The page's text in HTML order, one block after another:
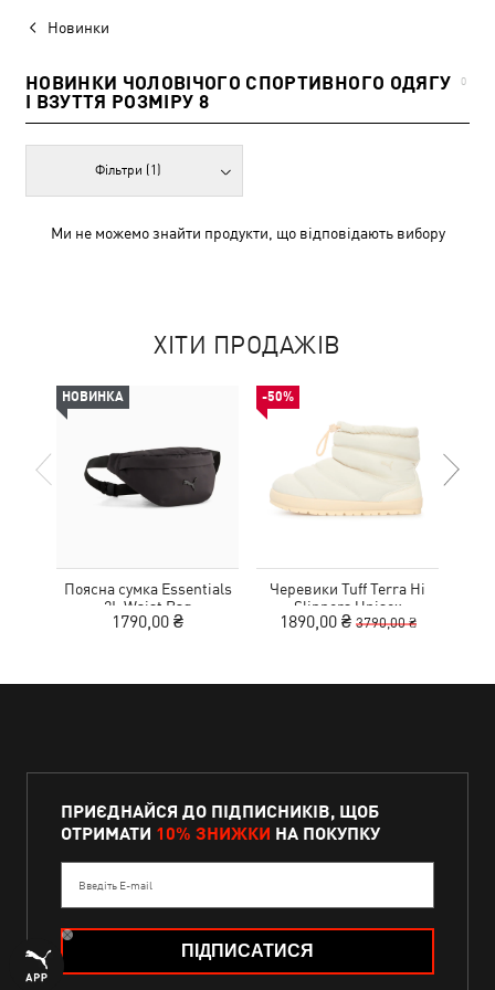
Новинки
НОВИНКИ ЧОЛОВІЧОГО СПОРТИВНОГО ОДЯГУ
І ВЗУТТЯ РОЗМІРУ 8
0
Фільтри (1)
Ми не можемо знайти продукти, що відповідають вибору
ХІТИ ПРОДАЖІВ
НОВИНКА
Поясна сумка Essentials
2L Waist Bag
1790,00 ₴
-50%
Черевики Tuff Terra Hi
Slippers Unisex
1890,00 ₴ 3790,00 ₴
ПРИЄДНАЙСЯ ДО ПІДПИСНИКІВ, ЩОБ
ОТРИМАТИ 10% ЗНИЖКИ НА ПОКУПКУ
Введіть E-mail
ПІДПИСАТИСЯ